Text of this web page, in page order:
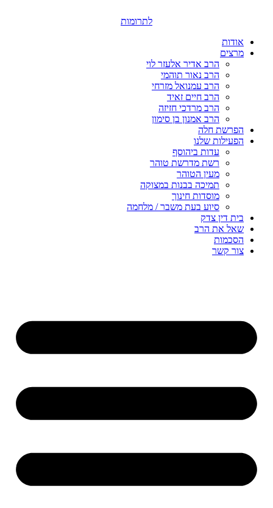
לתרומות
אודות
מרצים
הרב אדיר אלעזר לוי
הרב נאור תוהמי
הרב עמנואל מזרחי
הרב חיים זאיד
הרב מרדכי חזיזה
הרב אמנון בן סימון
הפרשת חלה
הפעילות שלנו
עדות ביהוסף
רשת מדרשת טוהר
מעין הטוהר
תמיכה בבנות במצוקה
מוסדות חינוך
סיוע בעת משבר / מלחמה
בית דין צדק
שאל את הרב
הסכמות
צור קשר